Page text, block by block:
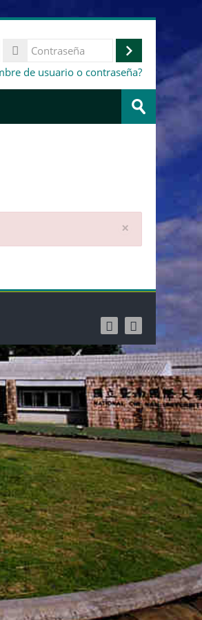
Acceder
de usuario o contraseña?
Enviar
×Descartar
esta